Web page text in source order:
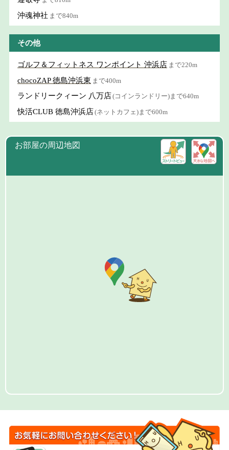
沖魂神社 まで840m
その他
ゴルフ＆フィットネス ワンポイント 沖浜店 まで220m
chocoZAP 徳島沖浜東 まで400m
ランドリークィーン 八万店(コインランドリー)まで640m
快活CLUB 徳島沖浜店(ネットカフェ)まで600m
お部屋の周辺地図